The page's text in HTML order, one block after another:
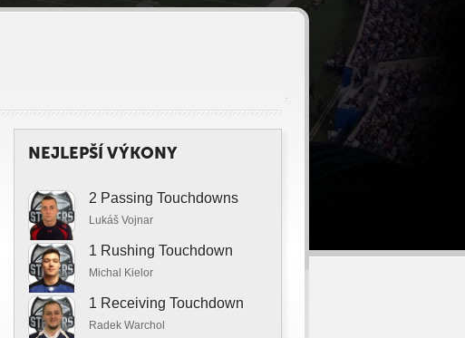
NEJLEPŠÍ VÝKONY
2 Passing Touchdowns
Lukáš Vojnar
1 Rushing Touchdown
Michal Kielor
1 Receiving Touchdown
Radek Warchol